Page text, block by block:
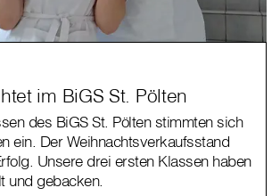
im BiGS St. Pölten
des BiGS St. Pölten stimmten sich
ein. Der Weihnachtsverkaufsstand
Unsere drei ersten Klassen haben
und gebacken.